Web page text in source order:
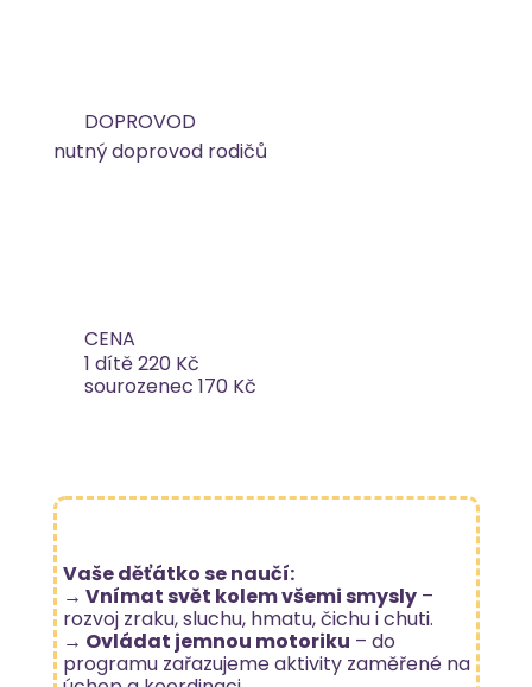
DOPROVOD
nutný doprovod rodičů
CENA
1 dítě 220 Kč
sourozenec 170 Kč
Vaše děťátko se naučí:
→ Vnímat svět kolem všemi smysly –
rozvoj zraku, sluchu, hmatu, čichu i chuti.
→ Ovládat jemnou motoriku – do
programu zařazujeme aktivity zaměřené na